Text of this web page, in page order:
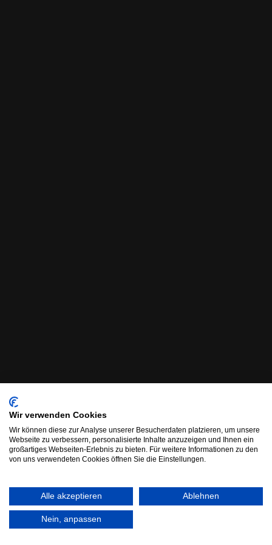
Wir verwenden Cookies
Wir können diese zur Analyse unserer Besucherdaten platzieren, um unsere
Webseite zu verbessern, personalisierte Inhalte anzuzeigen und Ihnen ein
großartiges Webseiten-Erlebnis zu bieten. Für weitere Informationen zu den
von uns verwendeten Cookies öffnen Sie die Einstellungen.
Alle akzeptieren Ablehnen
Nein, anpassen